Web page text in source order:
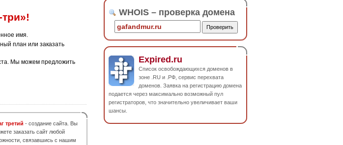
имя.
план или заказать
Мы можем предложить
третий - создание сайта. Вы
заказать сайт любой
связавшись с нашим
WHOIS – проверка домена
Expired.ru
Список освобождающихся доменов в
зоне .RU и .РФ, сервис перехвата
доменов. Заявка на регистрацию домена
подается через максимально возможный пул
регистраторов, что значительно увеличивает ваши
шансы.